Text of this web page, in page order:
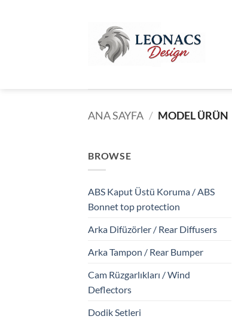
ANA SAYFA / MODEL ÜRÜN
BROWSE
ABS Kaput Üstü Koruma / ABS
Bonnet top protection
Arka Difüzörler / Rear Diffusers
Arka Tampon / Rear Bumper
Cam Rüzgarlıkları / Wind
Deflectors
Dodik Setleri